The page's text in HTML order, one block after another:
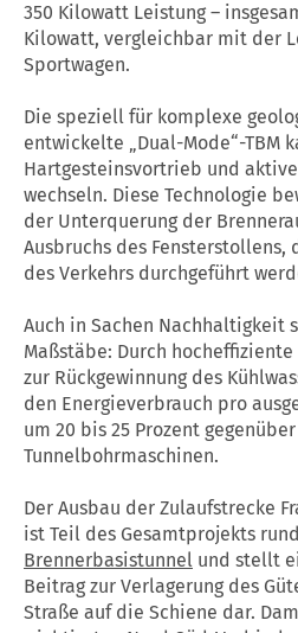
350 Kilowatt Leistung –
Kilowatt, vergleichbar mit der
Sportwagen.
Die speziell für komplexe
entwickelte „Dual-Mode“-TBM
Hartgesteinsvortrieb und
wechseln. Diese Technologie
der Unterquerung der
Ausbruchs des
des Verkehrs durchgeführt
Auch in Sachen Nachhaltigkeit
Maßstäbe: Durch
zur Rückgewinnung des
den Energieverbrauch pro
um 20 bis 25 Prozent
Tunnelbohrmaschinen.
Der Ausbau der Zulaufstrecke
ist Teil des Gesamtprojekts
Brennerbasistunnel und stellt
Beitrag zur Verlagerung des
Straße auf die Schiene dar.